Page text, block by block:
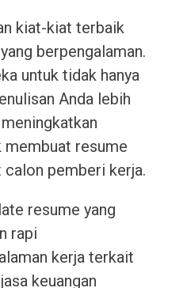
kiat-kiat terbaik
berpengalaman.
untuk tidak hanya
Anda lebih
membuat resume
pemberi kerja.
resume yang
rapi
kerja terkait
keuangan